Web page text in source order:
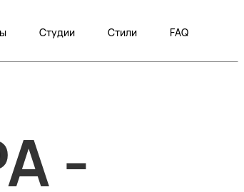
Студии Стили FAQ
-